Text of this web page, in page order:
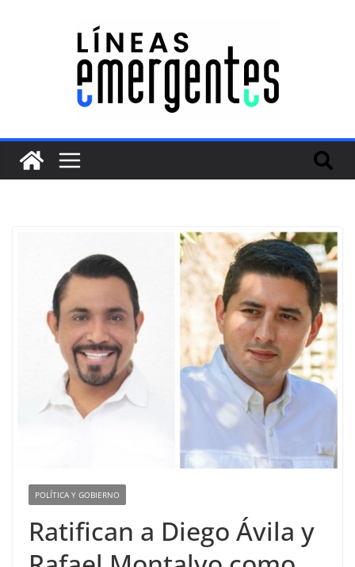
POLÍTICA Y GOBIERNO
Ratifican a Diego Ávila y